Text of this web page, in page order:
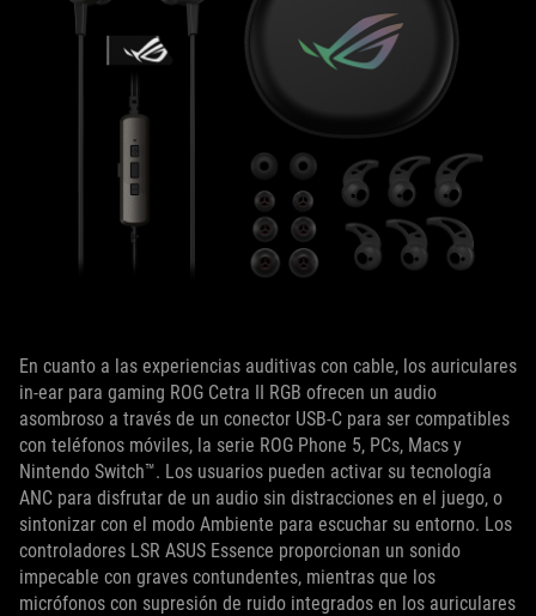
En cuanto a las experiencias auditivas con cable, los auriculares
in-ear para gaming ROG Cetra II RGB ofrecen un audio
asombroso a través de un conector USB-C para ser compatibles
con teléfonos móviles, la serie ROG Phone 5, PCs, Macs y
Nintendo Switch™. Los usuarios pueden activar su tecnología
ANC para disfrutar de un audio sin distracciones en el juego, o
sintonizar con el modo Ambiente para escuchar su entorno. Los
controladores LSR ASUS Essence proporcionan un sonido
impecable con graves contundentes, mientras que los
micrófonos con supresión de ruido integrados en los auriculares